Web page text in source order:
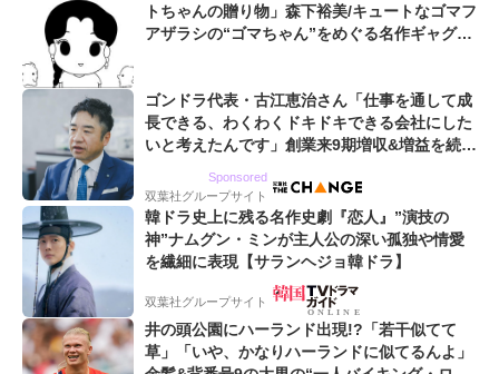
トちゃんの贈り物」森下裕美/キュートなゴマフ
アザラシの“ゴマちゃん”をめぐる名作ギャグ4
ゴンドラ代表・古江恵治さん「仕事を通して成
長できる、わくわくドキドキできる会社にした
いと考えたんです」創業来9期増収&増益を続け
Sponsored
双葉社グループサイト
韓ドラ史上に残る名作史劇『恋人』”演技の
神”ナムグン・ミンが主人公の深い孤独や情愛
を繊細に表現【サランヘジョ韓ドラ】
双葉社グループサイト
井の頭公園にハーランド出現!?「若干似てて
草」「いや、かなりハーランドに似てるんよ」